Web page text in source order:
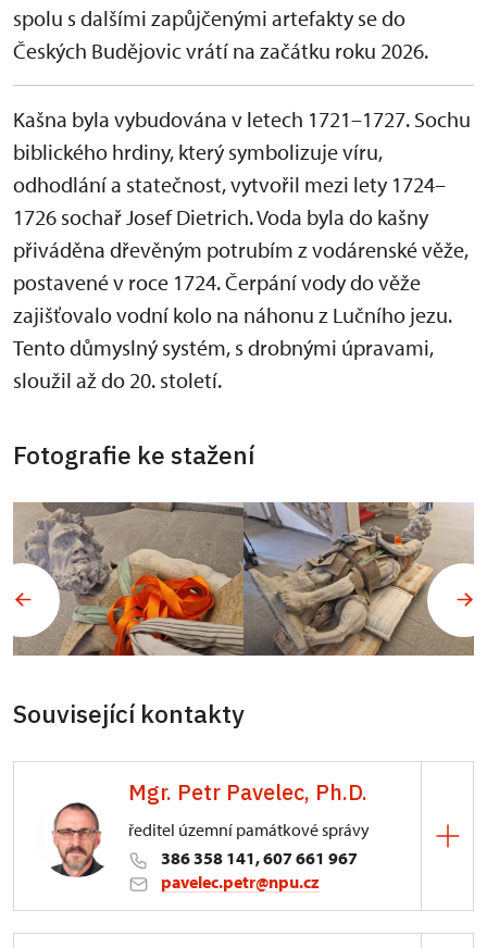
spolu s dalšími zapůjčenými artefakty se do
Českých Budějovic vrátí na začátku roku 2026.
Kašna byla vybudována v letech 1721–1727. Sochu
biblického hrdiny, který symbolizuje víru,
odhodlání a statečnost, vytvořil mezi lety 1724–
1726 sochař Josef Dietrich. Voda byla do kašny
přiváděna dřevěným potrubím z vodárenské věže,
postavené v roce 1724. Čerpání vody do věže
zajišťovalo vodní kolo na náhonu z Lučního jezu.
Tento důmyslný systém, s drobnými úpravami,
sloužil až do 20. století.
Fotografie ke stažení
Související kontakty
Mgr. Petr Pavelec, Ph.D.
ředitel územní památkové správy
386 358 141, 607 661 967
pavelec.petr@npu.cz